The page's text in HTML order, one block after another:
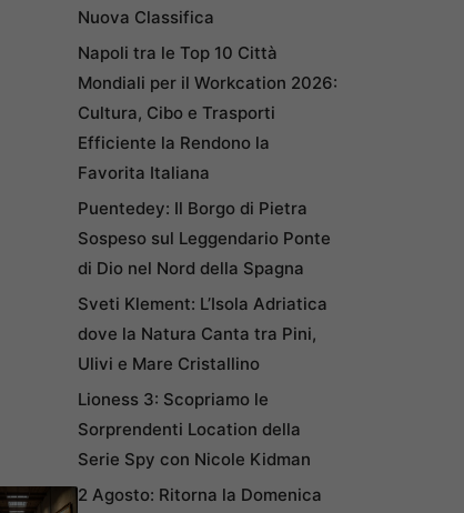
Nuova Classifica
Napoli tra le Top 10 Città
Mondiali per il Workcation 2026:
Cultura, Cibo e Trasporti
Efficiente la Rendono la
Favorita Italiana
Puentedey: Il Borgo di Pietra
Sospeso sul Leggendario Ponte
di Dio nel Nord della Spagna
Sveti Klement: L’Isola Adriatica
dove la Natura Canta tra Pini,
Ulivi e Mare Cristallino
Lioness 3: Scopriamo le
Sorprendenti Location della
Serie Spy con Nicole Kidman
2 Agosto: Ritorna la Domenica